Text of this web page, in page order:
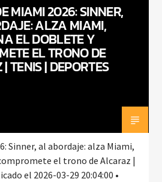
MIAMI 2026: SINNER,
ALZA MIAMI,
EL DOBLETE Y
EL TRONO DE
TENIS | DEPORTES
Sinner, al abordaje: alza Miami,
el trono de Alcaraz |
el 2026-03-29 20:04:00 •